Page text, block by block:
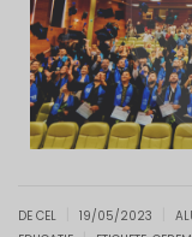
DE CEL 19/05/2023